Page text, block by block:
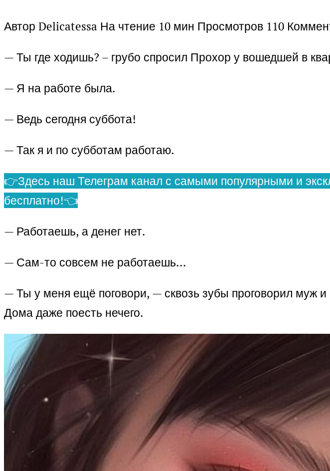
Автор Delicatessa На чтение 10 мин Просмотров 110
— Ты где ходишь? – грубо спросил Прохор у вошедшей в
— Я на работе была.
— Ведь сегодня суббота!
— Так я и по субботам работаю.
👉Здесь наш Телеграм канал с самыми популярными и
бесплатно!👈
— Работаешь, а денег нет.
— Сам-то совсем не работаешь…
— Ты у меня ещё поговори, — сквозь зубы проговорил муж
Дома даже поесть нечего.